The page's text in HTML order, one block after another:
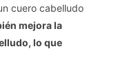
cuero cabelludo
mejora la
lo que